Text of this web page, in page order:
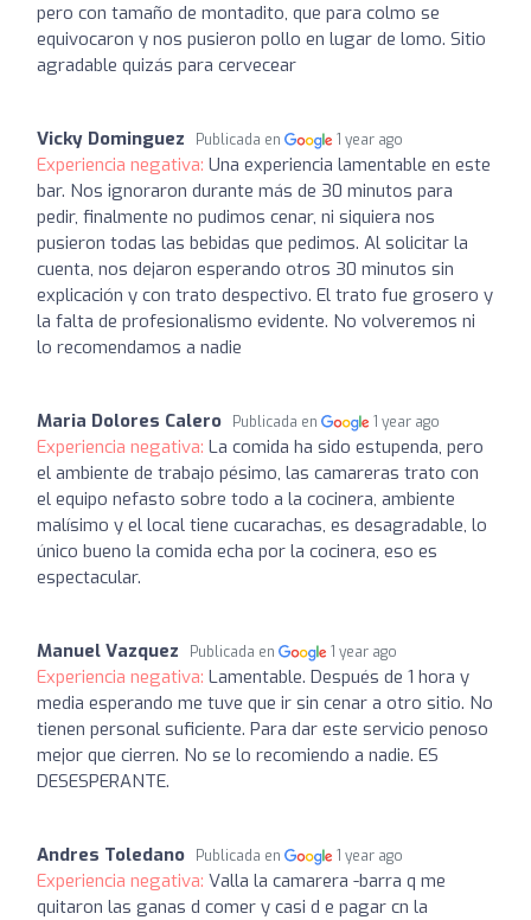
pero con tamaño de montadito, que para colmo se
equivocaron y nos pusieron pollo en lugar de lomo. Sitio
agradable quizás para cervecear
Vicky Dominguez Publicada en 1 year ago
Experiencia negativa: Una experiencia lamentable en este
bar. Nos ignoraron durante más de 30 minutos para
pedir, finalmente no pudimos cenar, ni siquiera nos
pusieron todas las bebidas que pedimos. Al solicitar la
cuenta, nos dejaron esperando otros 30 minutos sin
explicación y con trato despectivo. El trato fue grosero y
la falta de profesionalismo evidente. No volveremos ni
lo recomendamos a nadie
Maria Dolores Calero Publicada en 1 year ago
Experiencia negativa: La comida ha sido estupenda, pero
el ambiente de trabajo pésimo, las camareras trato con
el equipo nefasto sobre todo a la cocinera, ambiente
malísimo y el local tiene cucarachas, es desagradable, lo
único bueno la comida echa por la cocinera, eso es
espectacular.
Manuel Vazquez Publicada en 1 year ago
Experiencia negativa: Lamentable. Después de 1 hora y
media esperando me tuve que ir sin cenar a otro sitio. No
tienen personal suficiente. Para dar este servicio penoso
mejor que cierren. No se lo recomiendo a nadie. ES
DESESPERANTE.
Andres Toledano Publicada en 1 year ago
Experiencia negativa: Valla la camarera -barra q me
quitaron las ganas d comer y casi d e pagar cn la